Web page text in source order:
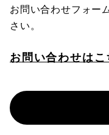
お問い合わせフォー
さい。
お問い合わせは